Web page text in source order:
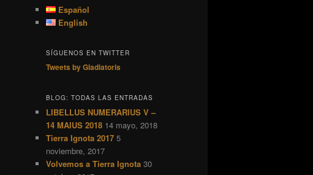
c
a
Español
English
SÍGUENOS EN TWITTER
Tweets by Gladiatoris
BLOG: TODAS LAS ENTRADAS
LIBELLUS NUMERARIUS V –
14 MAIUS 2018 14 mayo, 2018
Tierra Ignota 2017 5
noviembre, 2017
Volvemos a Tierra Ignota 30